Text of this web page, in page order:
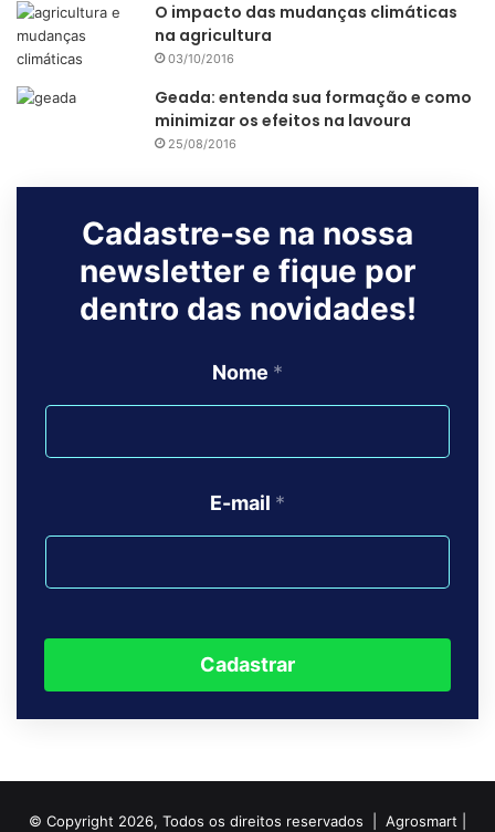
O impacto das mudanças climáticas
na agricultura
03/10/2016
Geada: entenda sua formação e como
minimizar os efeitos na lavoura
25/08/2016
Cadastre-se na nossa
newsletter e fique por
dentro das novidades!
Nome *
E-mail *
Cadastrar
© Copyright 2026, Todos os direitos reservados | Agrosmart |